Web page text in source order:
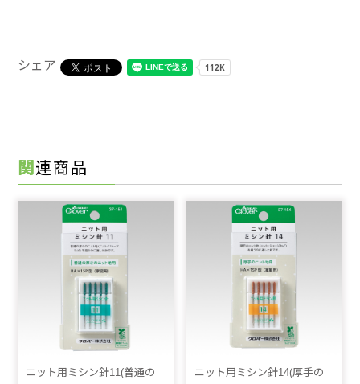
シェア
関連商品
ニット用ミシン針11(普通の
ニット用ミシン針14(厚手の